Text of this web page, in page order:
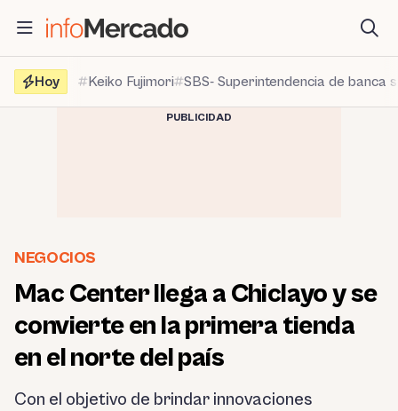
contenido
Hoy
Keiko Fujimori SBS- Superintendencia de banca
PUBLICIDAD
NEGOCIOS
Mac Center llega a Chiclayo y se
convierte en la primera tienda
en el norte del país
Con el objetivo de brindar innovaciones